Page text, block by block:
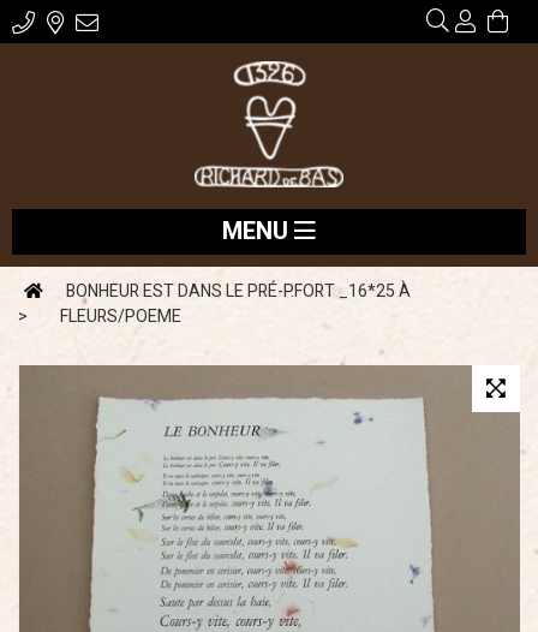
MENU
BONHEUR EST DANS LE PRÉ-P.FORT _16*25 À
FLEURS/POEME